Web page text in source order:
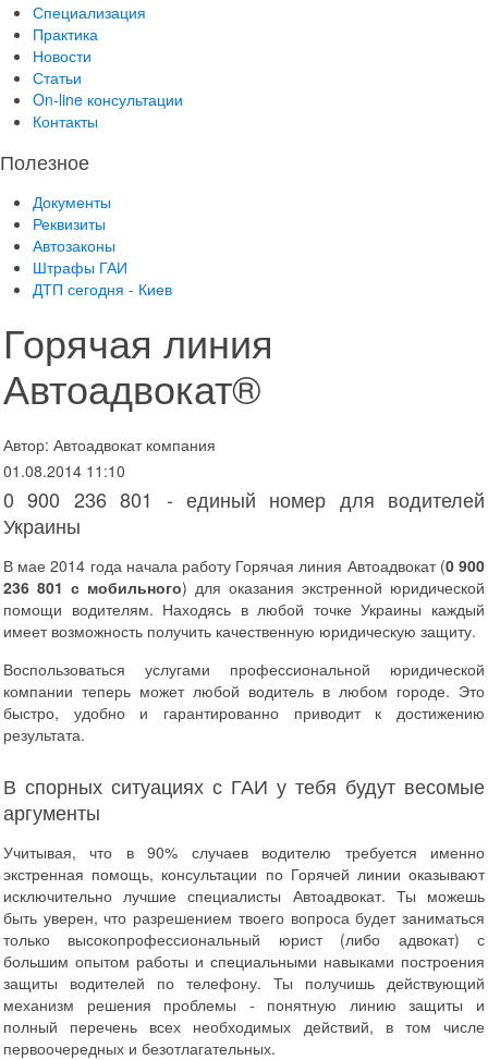
Специализация
Практика
Новости
Статьи
On-line консультации
Контакты
Полезное
Документы
Реквизиты
Автозаконы
Штрафы ГАИ
ДТП сегодня - Киев
Горячая линия
Автоадвокат®
Автор: Автоадвокат компания
01.08.2014 11:10
0 900 236 801 - единый номер для водителей
Украины
В мае 2014 года начала работу Горячая линия Автоадвокат (0 900
236 801 с мобильного) для оказания экстренной юридической
помощи водителям. Находясь в любой точке Украины каждый
имеет возможность получить качественную юридическую защиту.
Воспользоваться услугами профессиональной юридической
компании теперь может любой водитель в любом городе. Это
быстро, удобно и гарантированно приводит к достижению
результата.
В спорных ситуациях с ГАИ у тебя будут весомые
аргументы
Учитывая, что в 90% случаев водителю требуется именно
экстренная помощь, консультации по Горячей линии оказывают
исключительно лучшие специалисты Автоадвокат. Ты можешь
быть уверен, что разрешением твоего вопроса будет заниматься
только высокопрофессиональный юрист (либо адвокат) с
большим опытом работы и специальными навыками построения
защиты водителей по телефону. Ты получишь действующий
механизм решения проблемы - понятную линию защиты и
полный перечень всех необходимых действий, в том числе
первоочередных и безотлагательных.